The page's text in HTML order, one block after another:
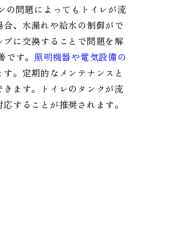
の問題によってもトイレが流
、水漏れや給水の制御がで
に交換することで問題を解
す。 照明機器や電気設備の
。定期的なメンテナンスと
ます。トイレのタンクが流
することが推奨されます。